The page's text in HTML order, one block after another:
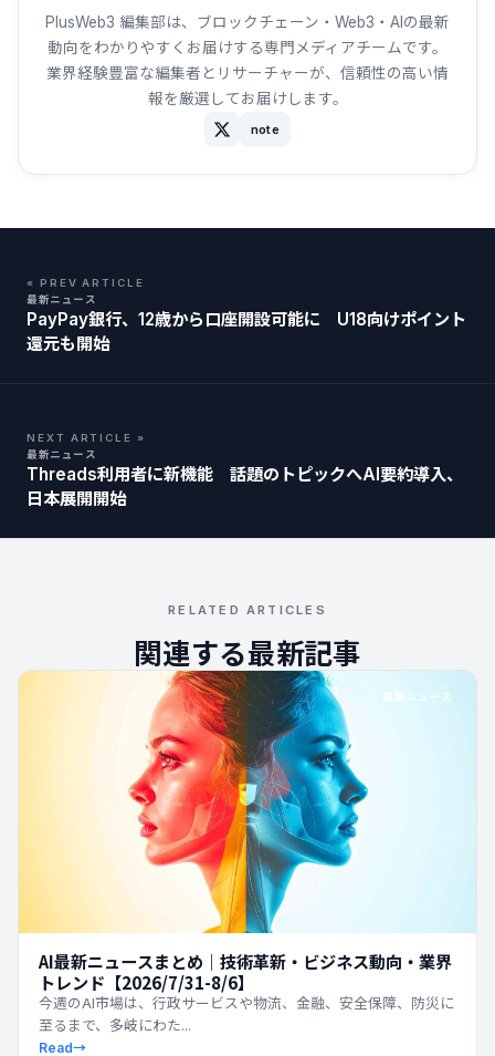
PlusWeb3 編集部は、ブロックチェーン・Web3・AIの最新
動向をわかりやすくお届けする専門メディアチームです。
業界経験豊富な編集者とリサーチャーが、信頼性の高い情
報を厳選してお届けします。
note
« PREV ARTICLE
最新ニュース
PayPay銀行、12歳から口座開設可能に U18向けポイント
還元も開始
NEXT ARTICLE »
最新ニュース
Threads利用者に新機能 話題のトピックへAI要約導入、
日本展開開始
RELATED ARTICLES
関連する最新記事
最新ニュース
AI最新ニュースまとめ｜技術革新・ビジネス動向・業界
トレンド【2026/7/31-8/6】
今週のAI市場は、行政サービスや物流、金融、安全保障、防災に
至るまで、多岐にわた...
Read→